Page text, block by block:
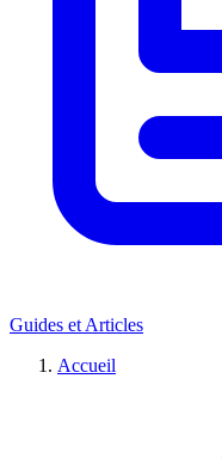
Guides et Articles
Accueil